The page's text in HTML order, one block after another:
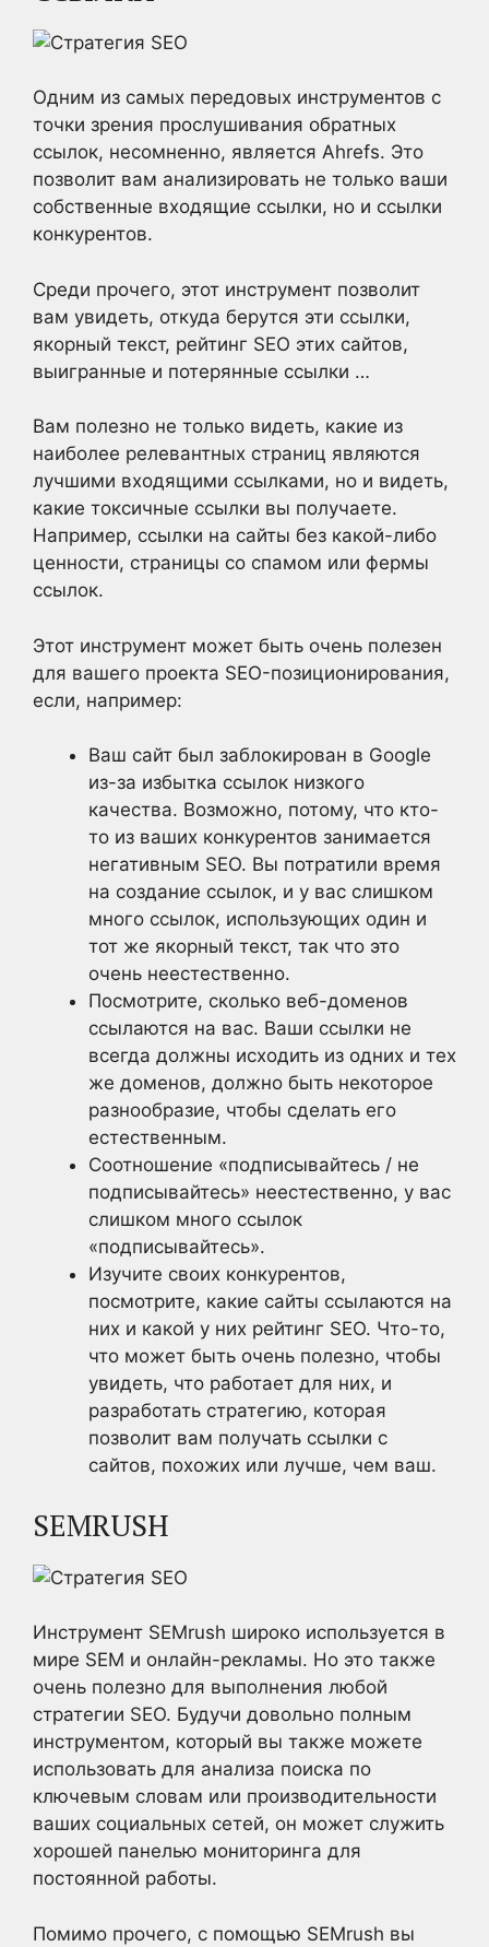
Одним из самых передовых инструментов с
точки зрения прослушивания обратных
ссылок, несомненно, является Ahrefs. Это
позволит вам анализировать не только ваши
собственные входящие ссылки, но и ссылки
конкурентов.
Среди прочего, этот инструмент позволит
вам увидеть, откуда берутся эти ссылки,
якорный текст, рейтинг SEO этих сайтов,
выигранные и потерянные ссылки …
Вам полезно не только видеть, какие из
наиболее релевантных страниц являются
лучшими входящими ссылками, но и видеть,
какие токсичные ссылки вы получаете.
Например, ссылки на сайты без какой-либо
ценности, страницы со спамом или фермы
ссылок.
Этот инструмент может быть очень полезен
для вашего проекта SEO-позиционирования,
если, например:
Ваш сайт был заблокирован в Google
из-за избытка ссылок низкого
качества. Возможно, потому, что кто-
то из ваших конкурентов занимается
негативным SEO. Вы потратили время
на создание ссылок, и у вас слишком
много ссылок, использующих один и
тот же якорный текст, так что это
очень неестественно.
Посмотрите, сколько веб-доменов
ссылаются на вас. Ваши ссылки не
всегда должны исходить из одних и тех
же доменов, должно быть некоторое
разнообразие, чтобы сделать его
естественным.
Соотношение «подписывайтесь / не
подписывайтесь» неестественно, у вас
слишком много ссылок
«подписывайтесь».
Изучите своих конкурентов,
посмотрите, какие сайты ссылаются на
них и какой у них рейтинг SEO. Что-то,
что может быть очень полезно, чтобы
увидеть, что работает для них, и
разработать стратегию, которая
позволит вам получать ссылки с
сайтов, похожих или лучше, чем ваш.
SEMRUSH
Инструмент SEMrush широко используется в
мире SEM и онлайн-рекламы. Но это также
очень полезно для выполнения любой
стратегии SEO. Будучи довольно полным
инструментом, который вы также можете
использовать для анализа поиска по
ключевым словам или производительности
ваших социальных сетей, он может служить
хорошей панелью мониторинга для
постоянной работы.
Помимо прочего, с помощью SEMrush вы